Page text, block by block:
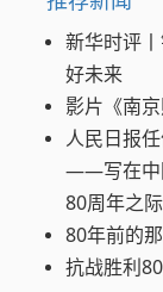
新华时评
好未来
影片《南
人民日报
——写在中
80周年之际
80年前的
抗战胜利